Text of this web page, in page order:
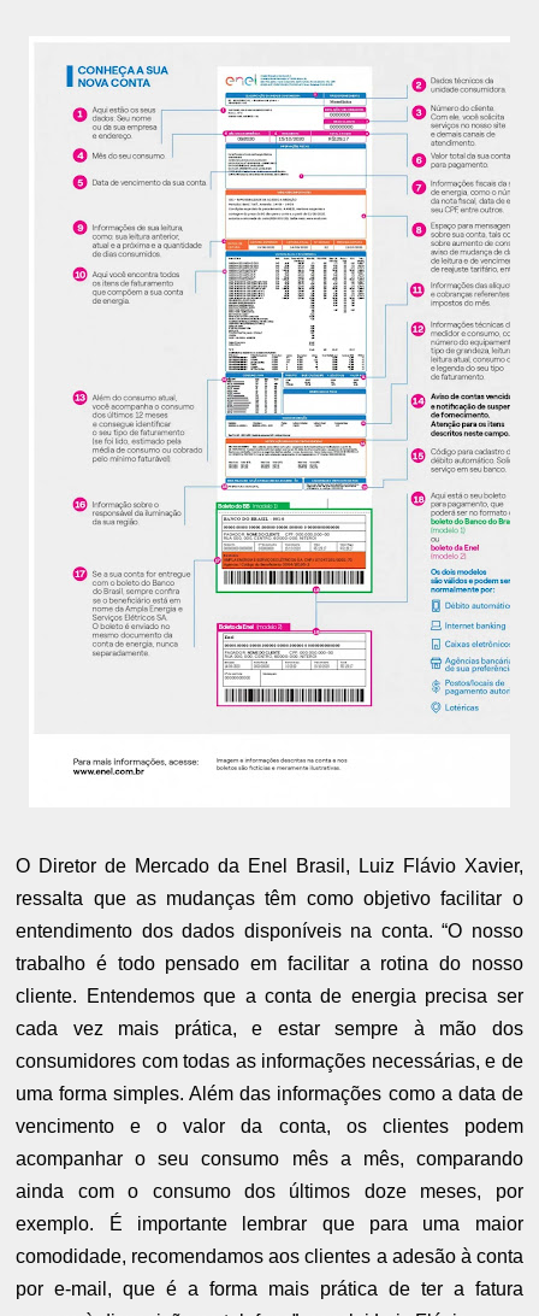
O Diretor de Mercado da Enel Brasil, Luiz Flávio Xavier,
ressalta que as mudanças têm como objetivo facilitar o
entendimento dos dados disponíveis na conta. “O nosso
trabalho é todo pensado em facilitar a rotina do nosso
cliente. Entendemos que a conta de energia precisa ser
cada vez mais prática, e estar sempre à mão dos
consumidores com todas as informações necessárias, e de
uma forma simples. Além das informações como a data de
vencimento e o valor da conta, os clientes podem
acompanhar o seu consumo mês a mês, comparando
ainda com o consumo dos últimos doze meses, por
exemplo. É importante lembrar que para uma maior
comodidade, recomendamos aos clientes a adesão à conta
por e-mail, que é a forma mais prática de ter a fatura